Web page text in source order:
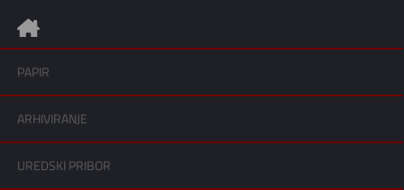
PAPIR
ARHIVIRANJE
UREDSKI PRIBOR